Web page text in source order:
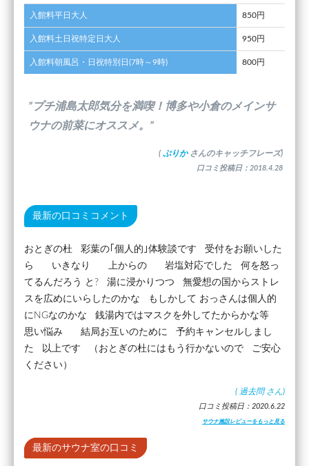
入館料平日大人 850円
入館料土日祝特定日大人 950円
入館料朝風呂・日祝特別日(7時～9時) 800円
”プチ浦島太郎気分を満喫！博多や小倉のメインサ
ウナの前菜にオススメ。”
( ぷりか さんのキャッチフレーズ)
口コミ投稿日：2018.4.28
最新の口コミコメント
おとぎの杜 彩葉の｢個人的｣体験談です 受付をお願いした
ら いきなり 上からの 岩塩対応でした 何を怒っ
てるんだろう と? 湯に浸かりつつ 無愛想の国からストレ
スを広めにいらしたのかな もしかして おっさんは個人的
にNGなのかな 銭湯内ではマスクを外してたからかな等
思い悩み 結局お互いのために 予約キャンセルしまし
た 以上です （おとぎの杜にはもう行かないので ご安心
ください）
( 過去問 さん)
口コミ投稿日：2020.6.22
サウナ施設レビューをもっと見る
最新のサウナ室の口コミ